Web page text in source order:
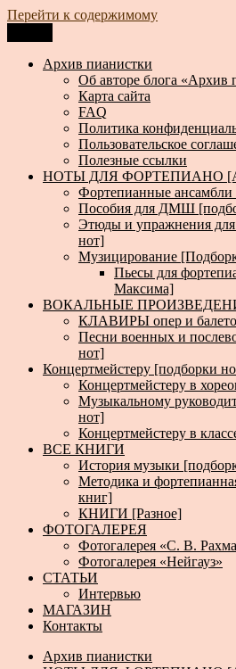
Перейти к содержимому
Архив пианистки
Всё для пианистов: ноты, книги,
Архив пианистки
Об авторе блога «Архив
Карта сайта
FAQ
Политика
Пользовательское
Полезные ссылки
НОТЫ ДЛЯ ФОРТЕПИАНО
Фортепианные ансамбли
Пособия для ДМШ
Этюды и упражнения
нот]
Музицирование
Пьесы для
Максима]
ВОКАЛЬНЫЕ
КЛАВИРЫ опер и
Песни военных и
нот]
Концертмейстеру [подборки
Концертмейстеру в
Музыкальному
нот]
Концертмейстеру в
ВСЕ КНИГИ
История музыки
Методика и
книг]
КНИГИ [Разное]
ФОТОГАЛЕРЕЯ
Фотогалерея «С. В.
Фотогалерея «Нейгауз»
СТАТЬИ
Интервью
МАГАЗИН
Контакты
Архив пианистки